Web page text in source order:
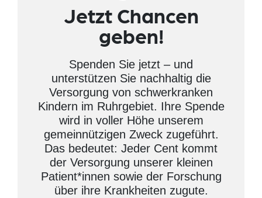
Jetzt Chancen
geben!
Spenden Sie jetzt – und
unterstützen Sie nachhaltig die
Versorgung von schwerkranken
Kindern im Ruhrgebiet. Ihre Spende
wird in voller Höhe unserem
gemeinnützigen Zweck zugeführt.
Das bedeutet: Jeder Cent kommt
der Versorgung unserer kleinen
Patient*innen sowie der Forschung
über ihre Krankheiten zugute.